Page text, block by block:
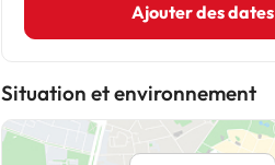
Ajouter des dates
Situation et environnement